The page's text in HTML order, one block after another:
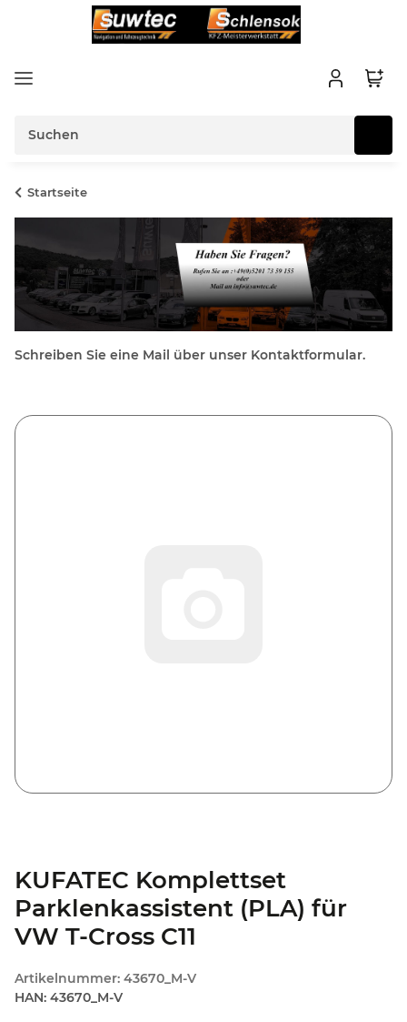
Startseite
Schreiben Sie eine Mail über unser Kontaktformular.
KUFATEC Komplettset
Parklenkassistent (PLA) für
VW T-Cross C11
Artikelnummer: 43670_M-V
HAN: 43670_M-V